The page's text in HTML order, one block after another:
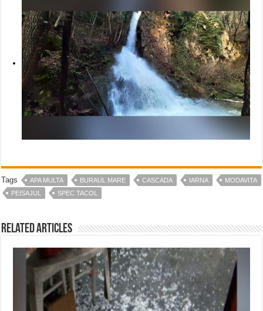
Tags APA MULTA BURAUL MARE CASCADA IARNA
MODAVITA
PEISAJUL
SPEC TACOL
Related Articles